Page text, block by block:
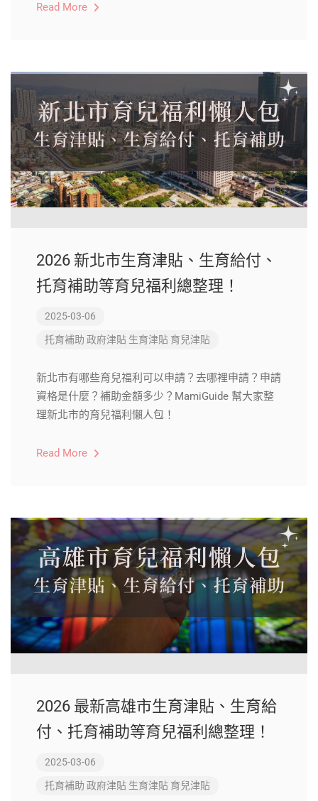
Read More
2026 新北市生育津貼、生育給付、
托育補助等育兒福利總整理！
2025-03-06
托育補助 政府津貼 生育津貼 育兒津貼
新北市有哪些育兒福利可以申請？去哪裡申請？申請
資格是什麼？補助金額多少？MamiGuide 幫大家整
理新北市的育兒福利懶人包！
Read More
2026 最新高雄市生育津貼、生育給
付、托育補助等育兒福利總整理！
2025-03-06
托育補助 政府津貼 生育津貼 育兒津貼